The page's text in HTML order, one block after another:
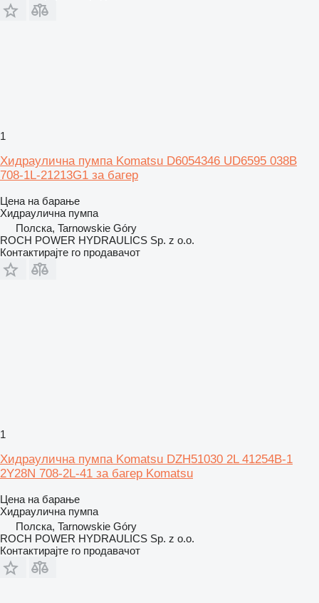
1
Хидраулична пумпа Komatsu D6054346 UD6595 038B
708-1L-21213G1 за багер
Цена на барање
Хидраулична пумпа
Полска, Tarnowskie Góry
ROCH POWER HYDRAULICS Sp. z o.o.
Контактирајте го продавачот
1
Хидраулична пумпа Komatsu DZH51030 2L 41254B-1
2Y28N 708-2L-41 за багер Komatsu
Цена на барање
Хидраулична пумпа
Полска, Tarnowskie Góry
ROCH POWER HYDRAULICS Sp. z o.o.
Контактирајте го продавачот